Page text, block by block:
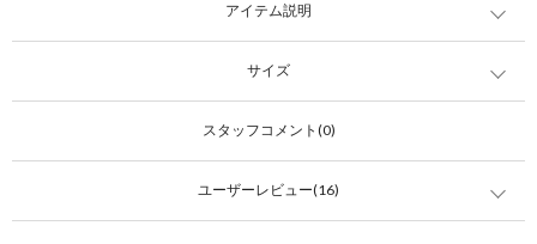
アイテム説明
サイズ
スタッフコメント(0)
ユーザーレビュー(16)